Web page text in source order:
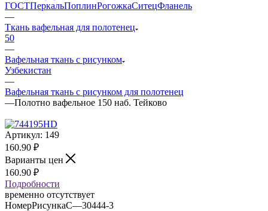
ГОСТПеркальПоплинРогожкаСитецФланель
—
Ткань вафельная для полотенец
50
—
Вафельная ткань с рисунком
Узбекистан
—
Вафельная ткань с рисунком для полотенец
—Полотно вафельное 150 наб. Тейково
Артикул: 149
160.90 ₽
Варианты цен
160.90 ₽
Подробности
временно отсутствует
НомерРисункаС—30444-3